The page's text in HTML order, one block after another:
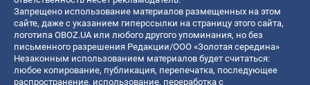
Запрещено использование материалов размещенных на этом
сайте, даже с указанием гиперссылки на страницу этого сайта,
логотипа OBOZ.UA или любого другого упоминания, но без
письменного разрешения Редакции/ООО «Золотая середина»
Незаконным использованием материалов будет считаться:
любое копирование, публикация, перепечатка, последующее
распространение, использование, переработка с